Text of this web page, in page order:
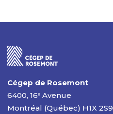
Cégep de Rosemont
6400, 16e Avenue
Montréal (Québec) H1X 2S9